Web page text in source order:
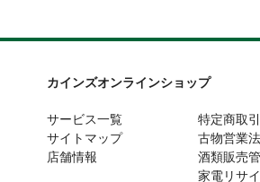
カインズオンラインショップ
サービス一覧
サイトマップ
店舗情報
特定商取
古物営業
酒類販売
家電リサ